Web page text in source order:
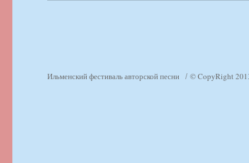
Ильменский фестиваль авторской песни © CopyRight